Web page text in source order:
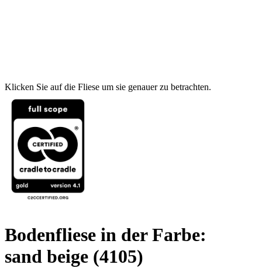
Klicken Sie auf die Fliese um sie genauer zu betrachten.
Bodenfliese in der Farbe:
sand beige (4105)